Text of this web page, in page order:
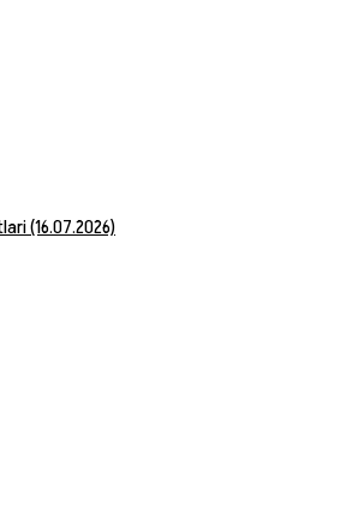
(16.07.2026)